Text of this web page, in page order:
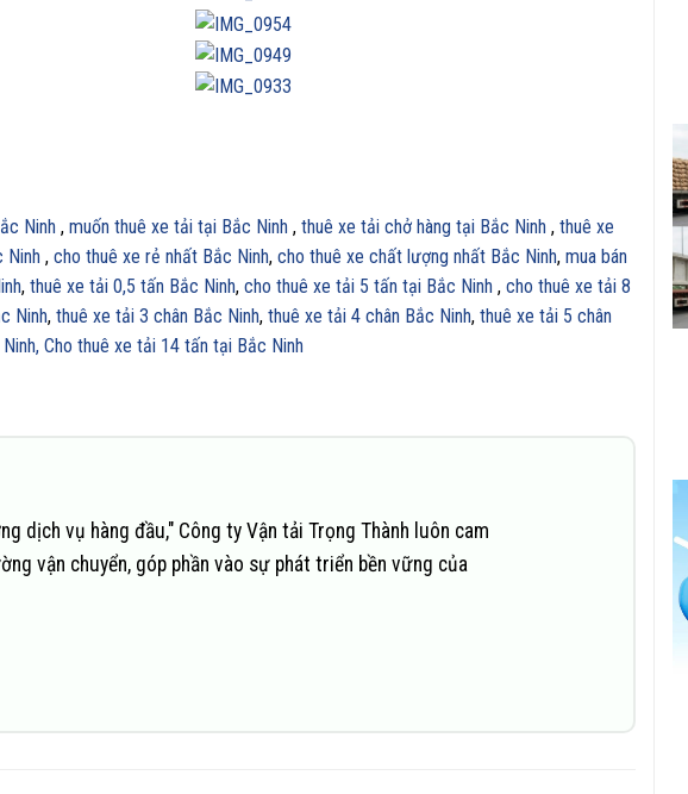
Ninh , muốn thuê xe tải tại Bắc Ninh , thuê xe tải chở hàng tại Bắc Ninh , thuê xe
Ninh , cho thuê xe rẻ nhất Bắc Ninh, cho thuê xe chất lượng nhất Bắc Ninh, mua bán
, thuê xe tải 0,5 tấn Bắc Ninh, cho thuê xe tải 5 tấn tại Bắc Ninh , cho thuê xe tải 8
Ninh, thuê xe tải 3 chân Bắc Ninh, thuê xe tải 4 chân Bắc Ninh, thuê xe tải 5 chân
Cho thuê xe tải 14 tấn tại Bắc Ninh
dịch vụ hàng đầu," Công ty Vận tải Trọng Thành luôn cam
vận chuyển, góp phần vào sự phát triển bền vững của